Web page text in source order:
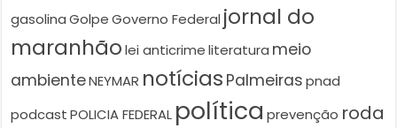
gasolina Golpe Governo Federal jornal do
maranhão lei anticrime literatura meio
ambienteNEYMAR notícias Palmeiras pnad
podcast POLICIA FEDERAL política prevenção roda